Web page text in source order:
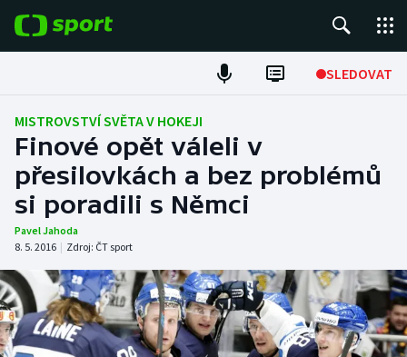
SLEDOVAT
Fotbal
Hokej
Tenis
Atletika
Cyklistika
DALŠÍ SPORTY
MISTROVSTVÍ SVĚTA V HOKEJI
Finové opět váleli v
přesilovkách a bez problémů
si poradili s Němci
Pavel Jahoda
8. 5. 2016 | Zdroj: ČT sport